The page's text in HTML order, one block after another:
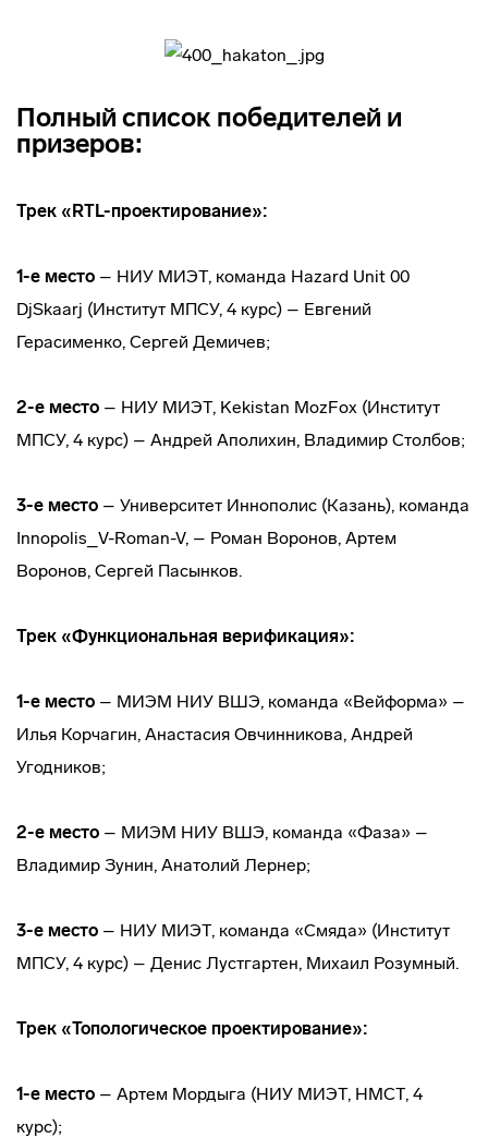
Полный список победителей и
призеров:
Трек «RTL-проектирование»:
1-е место – НИУ МИЭТ, команда Hazard Unit 00
DjSkaarj (Институт МПСУ, 4 курс) – Евгений
Герасименко, Сергей Демичев;
2-е место – НИУ МИЭТ, Kekistan MozFox (Институт
МПСУ, 4 курс) – Андрей Аполихин, Владимир Столбов;
3-е место – Университет Иннополис (Казань), команда
Innopolis_V-Roman-V, – Роман Воронов, Артем
Воронов, Сергей Пасынков.
Трек «Функциональная верификация»:
1-е место – МИЭМ НИУ ВШЭ, команда «Вейформа» –
Илья Корчагин, Анастасия Овчинникова, Андрей
Угодников;
2-е место – МИЭМ НИУ ВШЭ, команда «Фаза» –
Владимир Зунин, Анатолий Лернер;
3-е место – НИУ МИЭТ, команда «Смяда» (Институт
МПСУ, 4 курс) – Денис Лустгартен, Михаил Розумный.
Трек «Топологическое проектирование»:
1-е место – Артем Мордыга (НИУ МИЭТ, НМСТ, 4
курс);